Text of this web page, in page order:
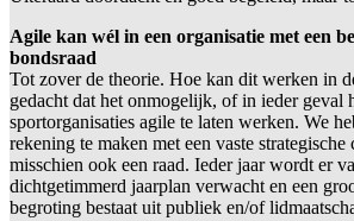
Agile kan wél in een organisatie met een
bondsraad
Tot zover de theorie. Hoe kan dit werken in
gedacht dat het onmogelijk, of in ieder geval
sportorganisaties agile te laten werken. We
rekening te maken met een vaste strategische
misschien ook een raad. Ieder jaar wordt er
dichtgetimmerd jaarplan verwacht en een
begroting bestaat uit publiek en/of